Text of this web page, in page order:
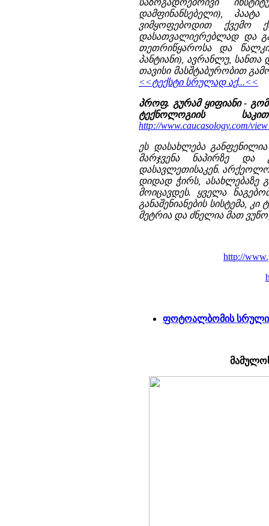
საზოგადოებრივი
დამფინანსებელი),
ვიმყოფებოდით ქვემო
დასათვალიერებლად და
თეთრიწყაროსა და
პანტიანი), ავრანლუ,
თავისი მასშტაბურობით
<<ტექსტი სრულად აქ...<<
პროფ. გურამ ყიფიანი -
ტექნოლოგიის
http://www.caucasology.com/
ეს დასახლება
მარჯვენა ნაპირზე და
დასავლეთისაკენ.
დიდად ჭირს, ასახლებაზე
მოიცავდეს. ყველა
განაშენიანების სისტემა,
მეტრია და ძნელია მათ
http://
ფოტოალბომის სრული